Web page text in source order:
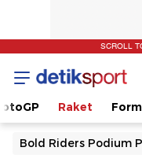
SCROLL
Raket
Bold Riders Podium